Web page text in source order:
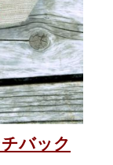
バック